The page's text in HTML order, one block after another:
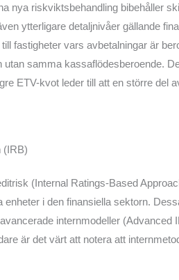
nya riskviktsbehandling bibehåller
ytterligare detaljnivåer gällande
fastigheter vars avbetalningar är
samma kassaflödesberoende.
ETV-kvot leder till att en större del
(IRB)
(Internal Ratings-Based
i den finansiella sektorn.
internmodeller
är det värt att notera att